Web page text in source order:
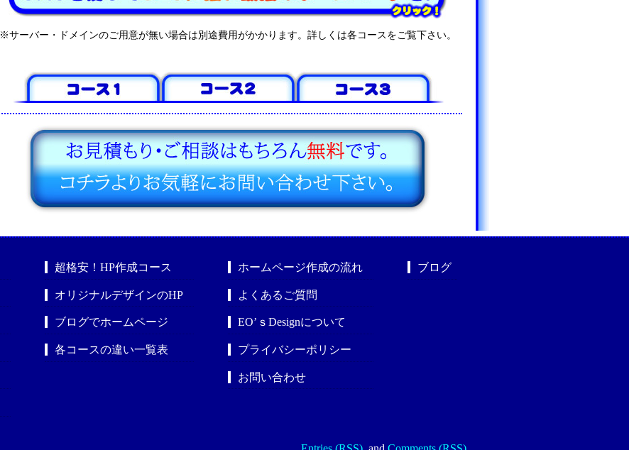
※サーバー・ドメインのご用意が無い場合は別途費用がかかります。詳しくは各コースをご覧下さい。
超格安！HP作成コース
オリジナルデザインのHP
ブログでホームページ
各コースの違い一覧表
ホームページ作成の流れ
よくあるご質問
EO’ｓDesignについて
プライバシーポリシー
お問い合わせ
ブログ